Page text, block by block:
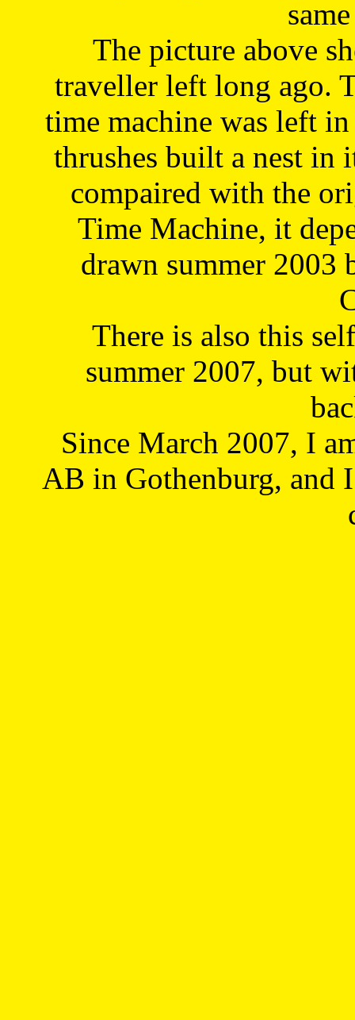
The picture above
traveller left long ago.
time machine was left
thrushes built a nest in
compaired with the
Time Machine, it
drawn summer 2003
There is also this
summer 2007, but
Since March 2007, I
AB in Gothenburg, and